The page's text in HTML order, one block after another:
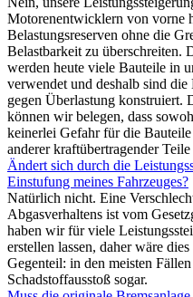
Motorenentwicklern von vorne
Belastungsreserven ohne die
Belastbarkeit zu überschreiten.
werden heute viele Bauteile in
verwendet und deshalb sind
gegen Überlastung konstruiert.
können wir belegen, dass
keinerlei Gefahr für die
anderer kraftübertragender Teile
Ändert sich durch die
Einstufung meines Fahrzeuges?
Natürlich nicht. Eine
Abgasverhaltens ist vom
haben wir für viele
erstellen lassen, daher wäre
Gegenteil: in den meisten
Schadstoffausstoß sogar.